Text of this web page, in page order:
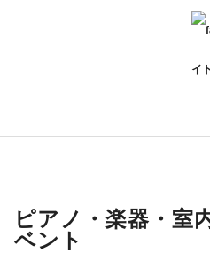
イト
ピアノ・楽器・室
ベント